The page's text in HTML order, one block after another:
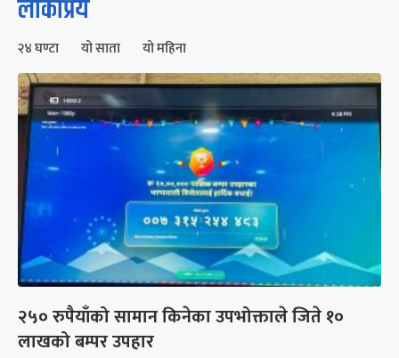
लोकप्रिय
२४ घण्टा यो साता यो महिना
२५० रुपैयाँको सामान किनेका उपभोक्ताले जिते १०
लाखको बम्पर उपहार